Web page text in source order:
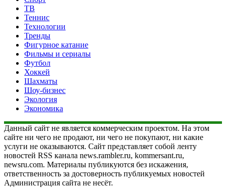
ТВ
Теннис
Технологии
Тренды
Фигурное катание
Фильмы и сериалы
Футбол
Хоккей
Шахматы
Шоу-бизнес
Экология
Экономика
Данный сайт не является коммерческим проектом. На этом
сайте ни чего не продают, ни чего не покупают, ни какие
услуги не оказываются. Сайт представляет собой ленту
новостей RSS канала news.rambler.ru, kommersant.ru,
newsru.com. Материалы публикуются без искажения,
ответственность за достоверность публикуемых новостей
Администрация сайта не несёт.